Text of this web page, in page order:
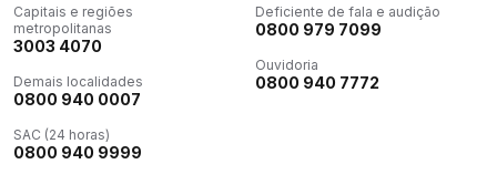
QLED
Capacidade de Armazenamento
Óculos 3D
não
Capitais e regiões
metropolitanas
3003 4070
Demais localidades
0800 940 0007
SAC (24 horas)
0800 940 9999
Deficiente de fala e audição
0800 979 7099
Ouvidoria
0800 940 7772